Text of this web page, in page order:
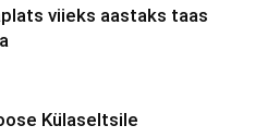
viieks aastaks taas
Külaseltsile